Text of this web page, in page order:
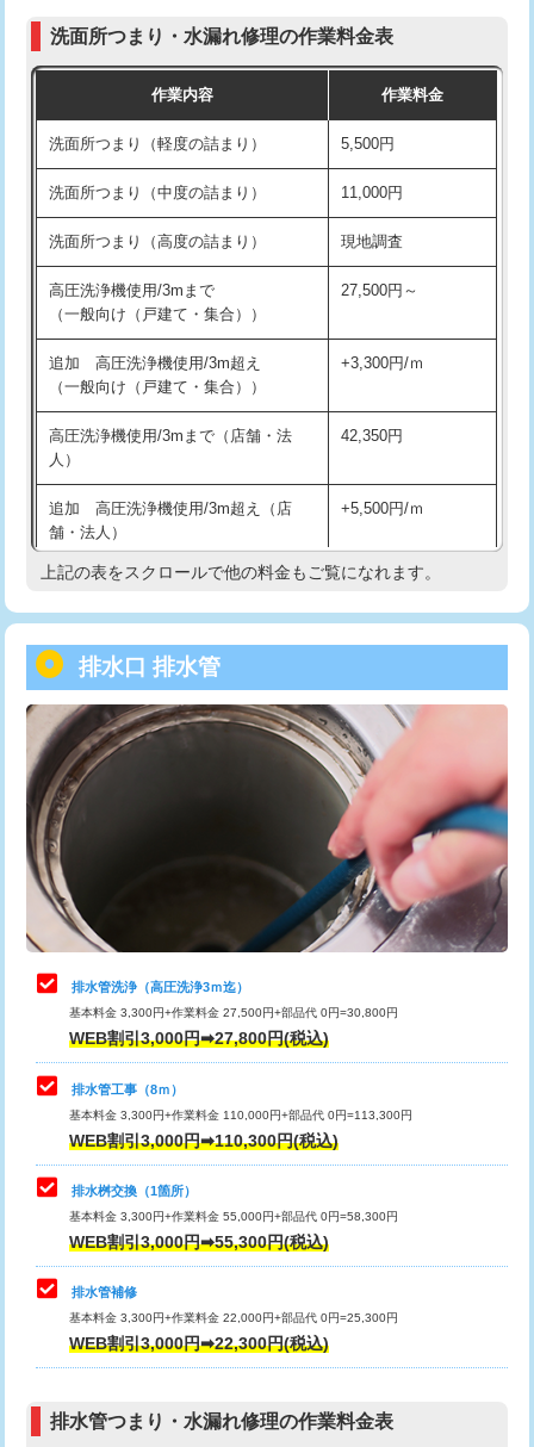
モルタル補修（厚さ10㎝まで） 27,500円
モルタル補修（厚さ10㎝超え） 38,500円
洗面台設置 38,500円
バスタブ設置 現場見積
追加人工 16,500円
廃棄・処分
※給水管工事は20mmまでの価格です。
（P/S/ポップアップ））
交換・取付（その他部品） 11,000円+材料費
持込商品取付（単水栓） 13,200円
持込商品取付（混合水栓） 16,500円
持込商品取付（浄水器・分岐水栓） 16,500円
給水管工事※（ホール加工) 16,500円
給水管工事※（バンド止め)
給水管工事※（支持金具設置) 5,500円
給水管工事※（保温材使用（バンド止
め込み）)
5,500円
給水管工事※（土の掘削・埋め戻し作
業)
11,000円
給水管工事※（塩ビ管（VP・HI）使
用/3ｍまで)
用（追加）/3ｍ超え)
給水管工事※（ライニング鋼管・銅
管・ポリ管・HT管使用/3ｍまで)
44,000円
給水管工事※（ライニング鋼管・銅
管・ポリ管・HT管使用/3ｍ超え)
+8,800円
排水管工事（土の掘削・埋め戻し作
業）
11,000円~
排水管工事（排水管工事/3ｍまで） 55,000円
排水管工事（追加 排水管工事/3ｍ超
え）
マス交換（土の掘削・埋め戻し作業）
マス交換（深さ50㎝未満）
マス交換（深さ50㎝以上）
コンクリート斫り（厚さ10㎝まで）
コンクリート斫り（厚さ10㎝超え）
モルタル補修（厚さ10㎝まで）
モルタル補修（厚さ10㎝超え）
追加人工 16,500円
洗面所つまり・水漏れ修理の作業料金表
作業内容 作業料金
洗面所つまり（軽度の詰まり） 5,500円
洗面所つまり（中度の詰まり） 11,000円
洗面所つまり（高度の詰まり） 現地調査
高圧洗浄機使用/3mまで
（一般向け（戸建て・集合））
27,500円～
追加 高圧洗浄機使用/3m超え
（一般向け（戸建て・集合））
+3,300円/ｍ
高圧洗浄機使用/3mまで（店舗・法
人）
42,350円
追加 高圧洗浄機使用/3m超え（店
舗・法人）
+5,500円/ｍ
高度高圧洗浄換 現地調査
トーラー機使用/3mまで
追加トーラー機使用/3m超え +3,300円
カメラ調査 33,000円
桝清掃 8,800円
止水・漏水調査・防水処理・清掃・修
理・調整・分解・加工など（軽作業）
11,000円
止水・漏水調査・防水処理・清掃・修
理・調整・分解・加工など（中作業）
22,000円
止水・漏水調査・防水処理・清掃・修
理・調整・分解・加工など（重作業）
33,000円
その他部品の脱着
交換・取付（タンク）
交換・取付(単水栓（壁付・デッキ
式）)
交換・取付(混合水栓（壁付・デッキ
式・ワンホール）)
16,500円+材料費
交換・取付(排水栓・排水トラップ
交換・取付（その他部品） 11,000円+材料費
上記の表をスクロールで他の料金もご覧になれます。
排水口 排水管
排水管洗浄（高圧洗浄3ｍ迄）
基本料金 3,300円+作業料金 27,500円+部品代 0円=30,800円
WEB割引3,000円➡27,800円(税込)
排水管工事（8ｍ）
基本料金 3,300円+作業料金 110,000円+部品代 0円=113,300円
WEB割引3,000円➡110,300円(税込)
排水桝交換（1箇所）
基本料金 3,300円+作業料金 55,000円+部品代 0円=58,300円
WEB割引3,000円➡55,300円(税込)
排水管補修
基本料金 3,300円+作業料金 22,000円+部品代 0円=25,300円
WEB割引3,000円➡22,300円(税込)
排水管つまり・水漏れ修理の作業料金表